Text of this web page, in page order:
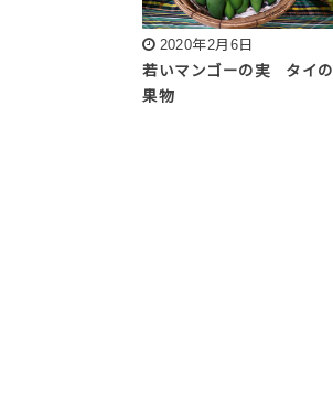
2020年2月6日
若いマンゴーの実 タイの
果物